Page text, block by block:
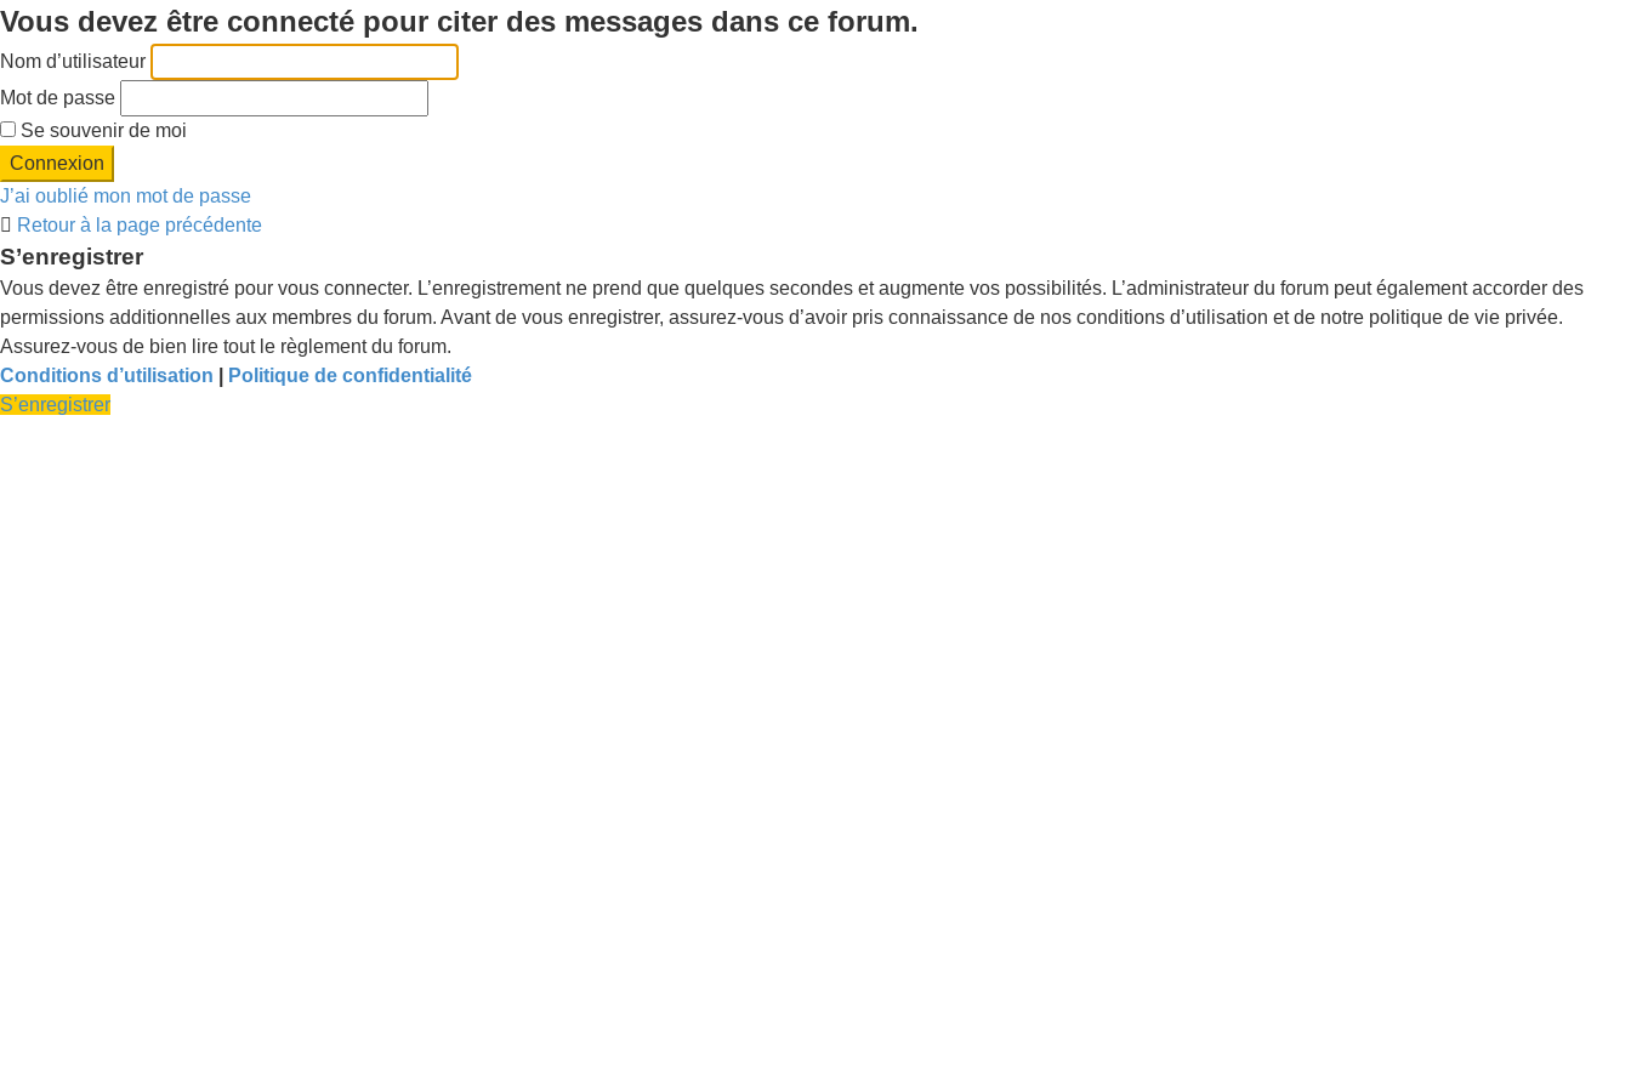
Vous devez être connecté pour citer des messages dans ce forum.
Nom d’utilisateur
Mot de passe
Se souvenir de moi
J’ai oublié mon mot de passe
Retour à la page précédente
S’enregistrer
Vous devez être enregistré pour vous connecter. L’enregistrement ne prend que quelques secondes et augmente vos possibilités. L’administrateur du forum peut également accorder des
permissions additionnelles aux membres du forum. Avant de vous enregistrer, assurez-vous d’avoir pris connaissance de nos conditions d’utilisation et de notre politique de vie privée.
Assurez-vous de bien lire tout le règlement du forum.
Conditions d’utilisation
Politique de confidentialité
S’enregistrer